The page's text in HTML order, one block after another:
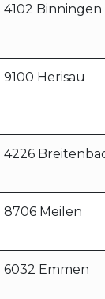
4102 Binningen
9100 Herisau
4226
8706 Meilen
6032 Emmen